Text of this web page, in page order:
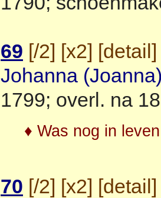
69 [/2] [x2] [detail]
Johanna
1799; overl. na
♦ Was nog in
70 [/2] [x2] [detail]